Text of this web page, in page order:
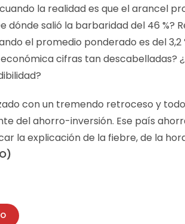
la realidad es que el arancel
dónde salió la barbaridad del 46
el promedio ponderado es del
cifras tan descabelladas?
con un tremendo retroceso y
del ahorro-inversión. Ese país
la explicación de la fiebre, de la